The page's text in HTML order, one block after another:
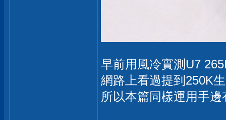
早前用風冷實測U7
網路上看過提到250K
所以本篇同樣運用手